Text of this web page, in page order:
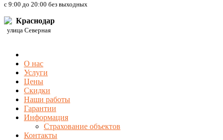
c 9:00 до 20:00 без выходных
Краснодар
улица Северная
О нас
Услуги
Цены
Скидки
Наши работы
Гарантии
Информация
Страхование объектов
Контакты